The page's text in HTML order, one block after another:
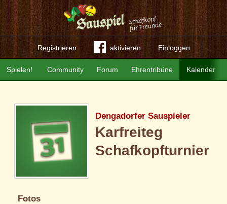
Registrieren aktivieren Einloggen
Community Forum Ehrentribüne Kalender
Spielen!
Dengadorfer Sauspieler
Karfreiteg
Schafkopfturnier
Fotos